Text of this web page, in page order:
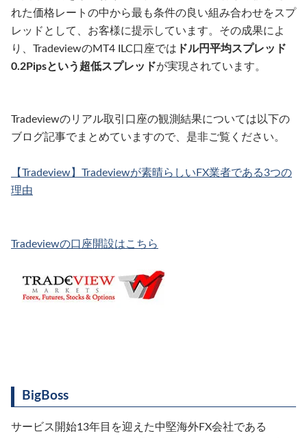
れた価格レートの中から最も条件の良い組み合わせをスプ
レッドとして、お客様に提示しています。その成果によ
り、TradeviewのMT4 ILC口座では ドル円平均スプレッド
0.2Pipsという超低スプレッドが実現されています。
Tradeviewのリアル取引口座の観測結果については以下の
ブログ記事でまとめていますので、是非ご覧ください。
【Tradeview】Tradeviewが素晴らしいFX業者である3つの
理由
Tradeviewの口座開設はこちら
BigBoss
サービス開始13年目を迎えた中堅海外FX会社である